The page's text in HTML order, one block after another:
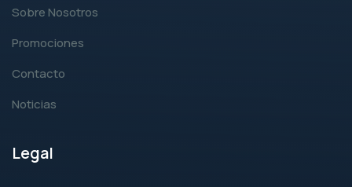
Sobre Nosotros
Promociones
Contacto
Noticias
Legal